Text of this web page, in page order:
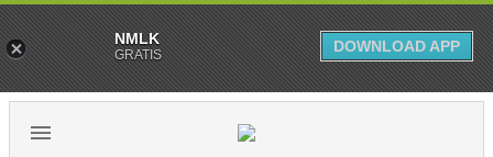
NMLK
GRATIS DOWNLOAD APP